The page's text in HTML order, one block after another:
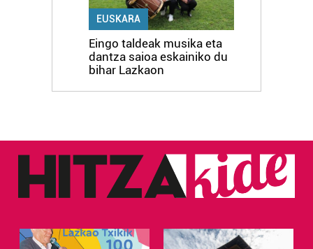
EUSKARA
Eingo taldeak musika eta
dantza saioa eskainiko du
bihar Lazkaon